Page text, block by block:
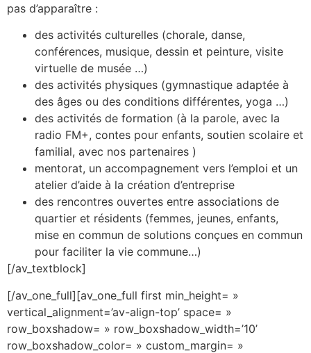
pas d’apparaître :
des activités culturelles (chorale, danse,
conférences, musique, dessin et peinture, visite
virtuelle de musée …)
des activités physiques (gymnastique adaptée à
des âges ou des conditions différentes, yoga …)
des activités de formation (à la parole, avec la
radio FM+, contes pour enfants, soutien scolaire et
familial, avec nos partenaires )
mentorat, un accompagnement vers l’emploi et un
atelier d’aide à la création d’entreprise
des rencontres ouvertes entre associations de
quartier et résidents (femmes, jeunes, enfants,
mise en commun de solutions conçues en commun
pour faciliter la vie commune…)
[/av_textblock]
[/av_one_full][av_one_full first min_height= »
vertical_alignment=’av-align-top’ space= »
row_boxshadow= » row_boxshadow_width=’10’
row_boxshadow_color= » custom_margin= »